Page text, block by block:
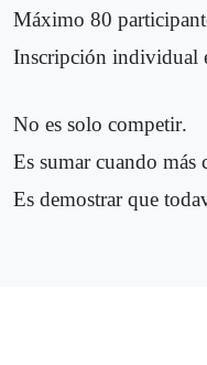
Máximo 80
Inscripción individual
No es solo competir.
Es sumar cuando más
Es demostrar que